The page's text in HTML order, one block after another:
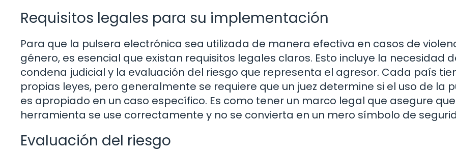
Requisitos legales para su implementación
Para que la pulsera electrónica sea utilizada de manera efectiva en casos de
género, es esencial que existan requisitos legales claros. Esto incluye la necesidad
condena judicial y la evaluación del riesgo que representa el agresor. Cada país
propias leyes, pero generalmente se requiere que un juez determine si el uso de la
es apropiado en un caso específico. Es como tener un marco legal que asegure
herramienta se use correctamente y no se convierta en un mero símbolo de
Evaluación del riesgo